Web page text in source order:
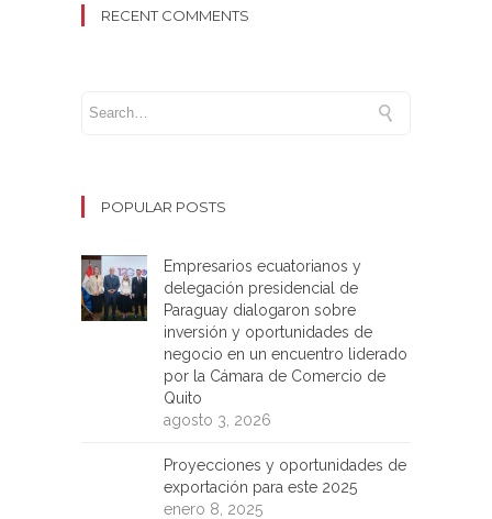
RECENT COMMENTS
POPULAR POSTS
Empresarios ecuatorianos y
delegación presidencial de
Paraguay dialogaron sobre
inversión y oportunidades de
negocio en un encuentro liderado
por la Cámara de Comercio de
Quito
agosto 3, 2026
Proyecciones y oportunidades de
exportación para este 2025
enero 8, 2025